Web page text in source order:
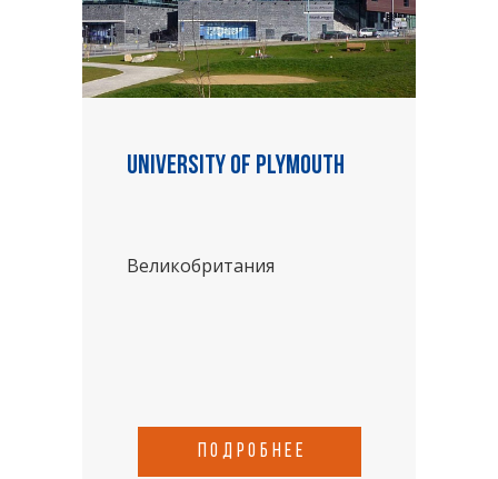
University of Plymouth
Великобритания
подробнее